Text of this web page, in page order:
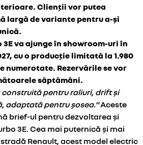
Clienții vor putea
largă de variante pentru a-și
3E va ajunge în showroom-uri în
cu o producție limitată la 1.980
numerotate. Rezervările se vor
săptămâni.
construită pentru raliuri, drift și
adaptată pentru șosea.”Aceste
brief-ul pentru dezvoltarea și
3E. Cea mai puternică și mai
Renault, acest model electric